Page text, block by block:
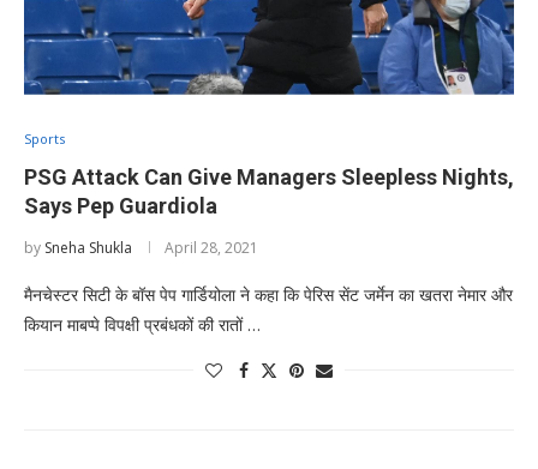
Sports
PSG Attack Can Give Managers Sleepless Nights,
Says Pep Guardiola
by Sneha Shukla April 28, 2021
मैनचेस्टर सिटी के बॉस पेप गार्डियोला ने कहा कि पेरिस सेंट जर्मेन का खतरा नेमार और
कियान माबप्पे विपक्षी प्रबंधकों की रातों …